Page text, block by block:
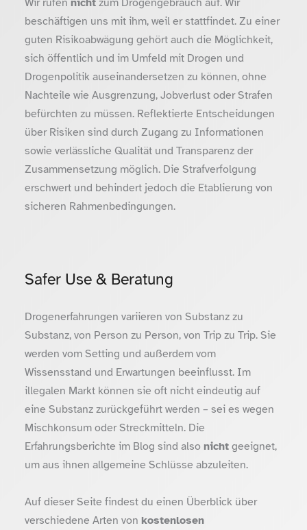
beschäftigen uns mit ihm, weil er stattfindet. Zu einer
guten Risikoabwägung gehört auch die Möglichkeit,
sich öffentlich und im Umfeld mit Drogen und
Drogenpolitik auseinandersetzen zu können, ohne
Nachteile wie Ausgrenzung, Jobverlust oder Strafen
befürchten zu müssen. Reflektierte Entscheidungen
über Risiken sind durch Zugang zu Informationen
sowie verlässliche Qualität und Transparenz der
Zusammensetzung möglich. Die Strafverfolgung
erschwert und behindert jedoch die Etablierung von
sicheren Rahmenbedingungen.
Safer Use & Beratung
Drogenerfahrungen variieren von Substanz zu
Substanz, von Person zu Person, von Trip zu Trip. Sie
werden vom Setting und außerdem vom
Wissensstand und Erwartungen beeinflusst. Im
illegalen Markt können sie oft nicht eindeutig auf
eine Substanz zurückgeführt werden – sei es wegen
Mischkonsum oder Streckmitteln. Die
Erfahrungsberichte im Blog sind also nichtgeeignet,
um aus ihnen allgemeine Schlüsse abzuleiten.
Auf dieser Seite findest du einen Überblick über
verschiedene Arten von kostenlosen